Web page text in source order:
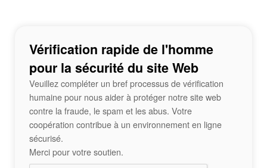
Vérification rapide de l'homme
pour la sécurité du site Web
Veuillez compléter un bref processus de vérification
humaine pour nous aider à protéger notre site web
contre la fraude, le spam et les abus. Votre
coopération contribue à un environnement en ligne
sécurisé.
Merci pour votre soutien.